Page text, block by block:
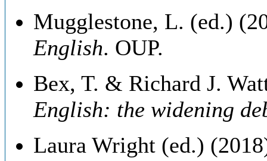
Mugglestone, L. (ed.)
English. OUP.
Bex, T. & Richard J.
English: the widening
Laura Wright (ed.)